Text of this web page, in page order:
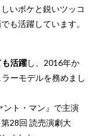
いボケと鋭いツッコ
も活躍しています。
活躍し、2016年か
ーモデルを務めまし
ント・マン』で主演
28回 読売演劇大